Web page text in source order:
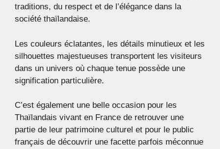
traditions, du respect et de l’élégance dans la
société thaïlandaise.
Les couleurs éclatantes, les détails minutieux et les
silhouettes majestueuses transportent les visiteurs
dans un univers où chaque tenue possède une
signification particulière.
C’est également une belle occasion pour les
Thaïlandais vivant en France de retrouver une
partie de leur patrimoine culturel et pour le public
français de découvrir une facette parfois méconnue